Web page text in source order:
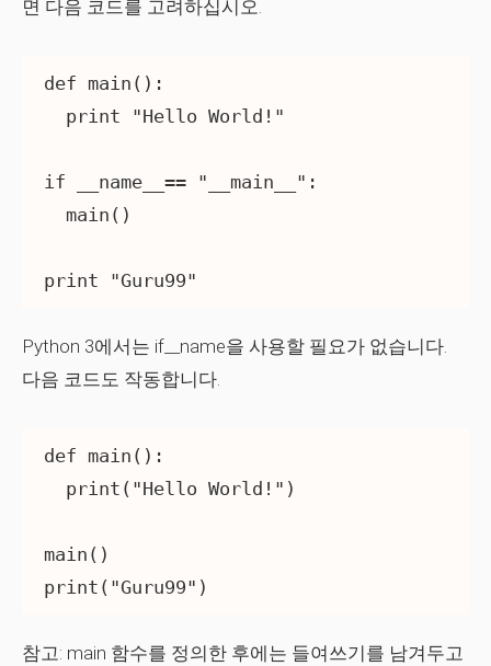
면 다음 코드를 고려하십시오.
def main():
  print "Hello World!"
if __name__== "__main__":
  main()
Python 3에서는 if__name을 사용할 필요가 없습니다.
다음 코드도 작동합니다.
def main():
  print("Hello World!")
main()
참고: main 함수를 정의한 후에는 들여쓰기를 남겨두고